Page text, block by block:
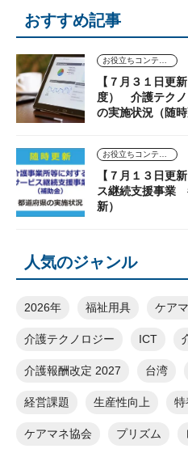
おすすめ記事
お役立ちコンテンツ
【７月３１日更
度） 介護テク
の実施状況（随時
お役立ちコンテンツ
【７月１３日更
ス継続支援事業
新）
人気のジャンル
2026年 福祉用具 ケア
介護テクノロジー ICT
介護報酬改定 2027 台湾
経営課題 生産性向上 特
ケアマネ協会 プリズム